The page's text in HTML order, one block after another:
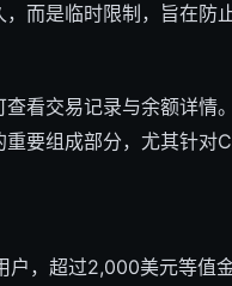
而是临时限制，旨在防
查看交易记录与余额详情
要组成部分，尤其针对
户，超过2,000美元等值